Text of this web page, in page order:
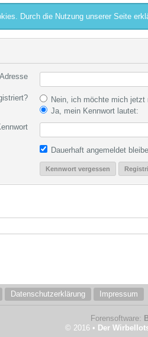
Durch die Nutzung unserer Seite
Nein, ich möchte mich jetzt
Ja, mein Kennwort lautet:
Dauerhaft angemeldet
Kennwort vergessen
Datenschutzerklärung Impressum
Forensoftware:
© 2016 • Der